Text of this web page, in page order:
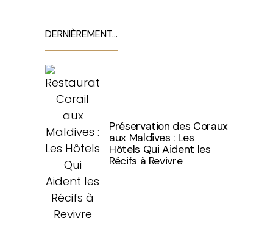
DERNIÈREMENT…
Préservation des Coraux
aux Maldives : Les
Hôtels Qui Aident les
Récifs à Revivre